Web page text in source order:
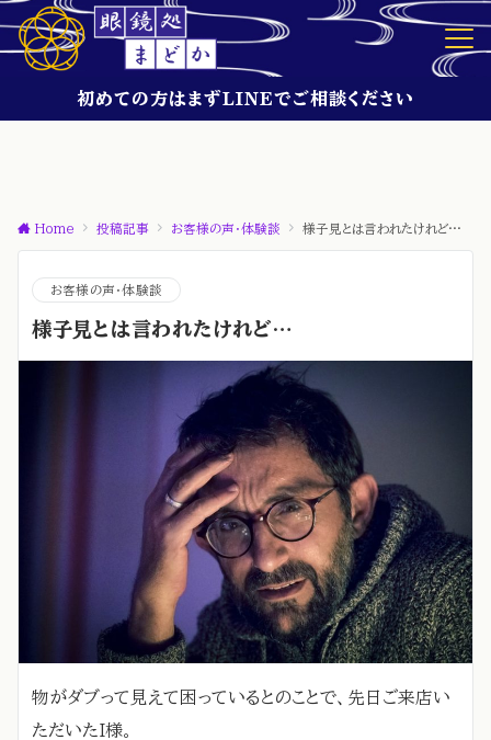
初めての方はまずLINEでご相談ください
Home 投稿記事 お客様の声・体験談 様子見とは言われたけれど…
お客様の声・体験談
様子見とは言われたけれど…
物がダブって見えて困っているとのことで、先日ご来店い
ただいたI様。